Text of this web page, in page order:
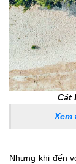
Cát
Xem
Nhưng khi đến